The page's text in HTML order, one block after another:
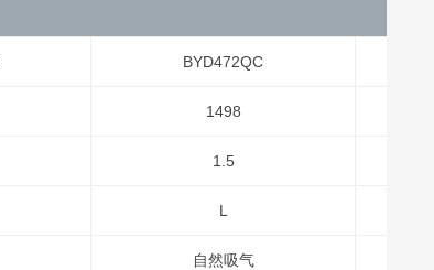
BYD472QC
1498
1.5
L
自然吸气